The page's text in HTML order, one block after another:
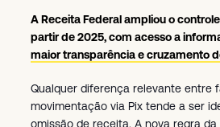
A Receita Federal ampliou o
partir de 2025, com acesso a
maior transparência e cruzamento
Qualquer diferença relevante entre
movimentação via Pix tende a ser
omissão de receita. A nova regra